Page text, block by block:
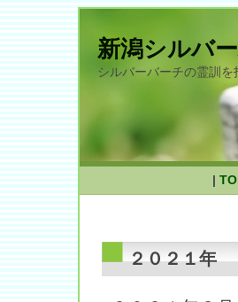
新潟シルバ
シルバーバーチの霊訓
|
２０２１年